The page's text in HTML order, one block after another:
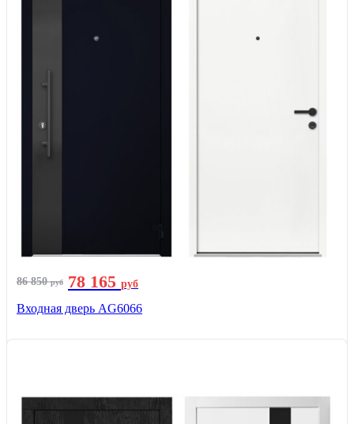
86 850руб 78 165 руб
Входная дверь AG6066